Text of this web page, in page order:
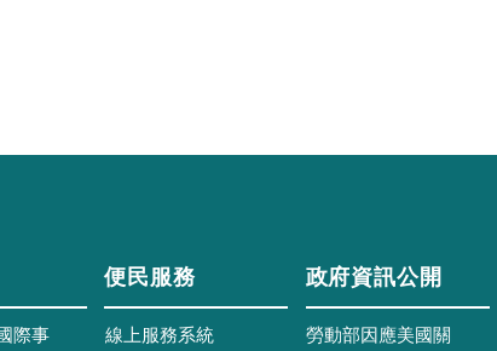
際事
便民服務
線上服務系統
政府資訊公開
勞動部因應美國關